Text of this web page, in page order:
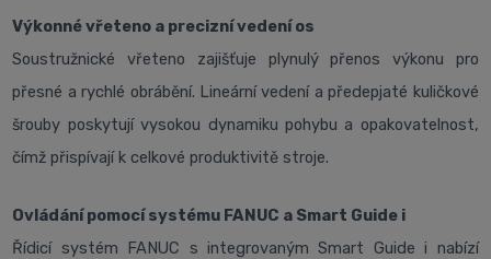
Výkonné vřeteno a precizní vedení os
Soustružnické vřeteno zajišťuje plynulý přenos výkonu pro
přesné a rychlé obrábění. Lineární vedení a předepjaté kuličkové
šrouby poskytují vysokou dynamiku pohybu a opakovatelnost,
čímž přispívají k celkové produktivitě stroje.
Ovládání pomocí systému FANUC a Smart Guide i
Řídicí systém FANUC s integrovaným Smart Guide i nabízí